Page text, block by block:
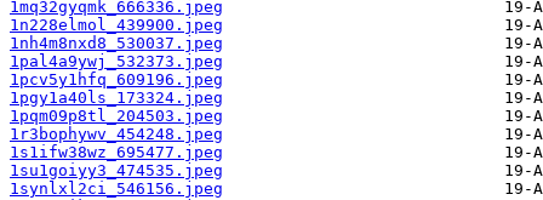
1mq32gyqmk_666336.jpeg
1n228elmol_439900.jpeg
1nh4m8nxd8_530037.jpeg
1pal4a9ywj_532373.jpeg
1pcv5y1hfq_609196.jpeg
1pgy1a40ls_173324.jpeg
1pqm09p8tl_204503.jpeg
1r3bophywv_454248.jpeg
1s1ifw38wz_695477.jpeg
1su1goiyy3_474535.jpeg
1synlxl2ci_546156.jpeg